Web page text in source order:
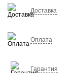
Доставка
Оплата
Гарантия